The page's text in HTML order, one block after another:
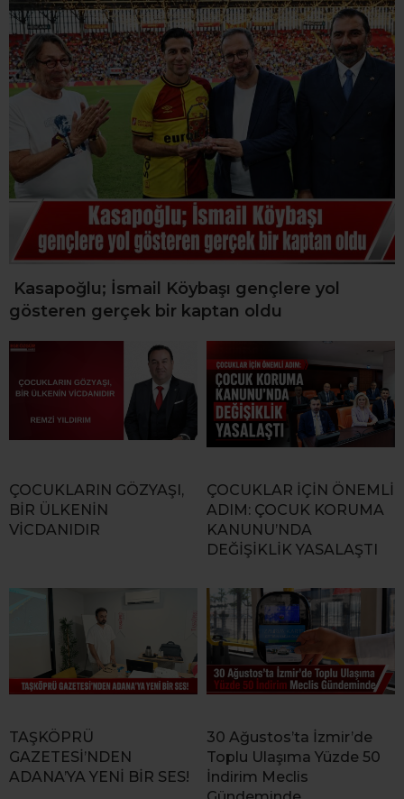
Kasapoğlu; İsmail Köybaşı gençlere yol
gösteren gerçek bir kaptan oldu
ÇOCUKLARIN GÖZYAŞI,
BİR ÜLKENİN
VİCDANIDIR
ÇOCUKLAR İÇİN ÖNEMLİ
ADIM: ÇOCUK KORUMA
KANUNU’NDA
DEĞİŞİKLİK YASALAŞTI
TAŞKÖPRÜ
GAZETESİ’NDEN
ADANA’YA YENİ BİR SES!
30 Ağustos’ta İzmir’de
Toplu Ulaşıma Yüzde 50
İndirim Meclis